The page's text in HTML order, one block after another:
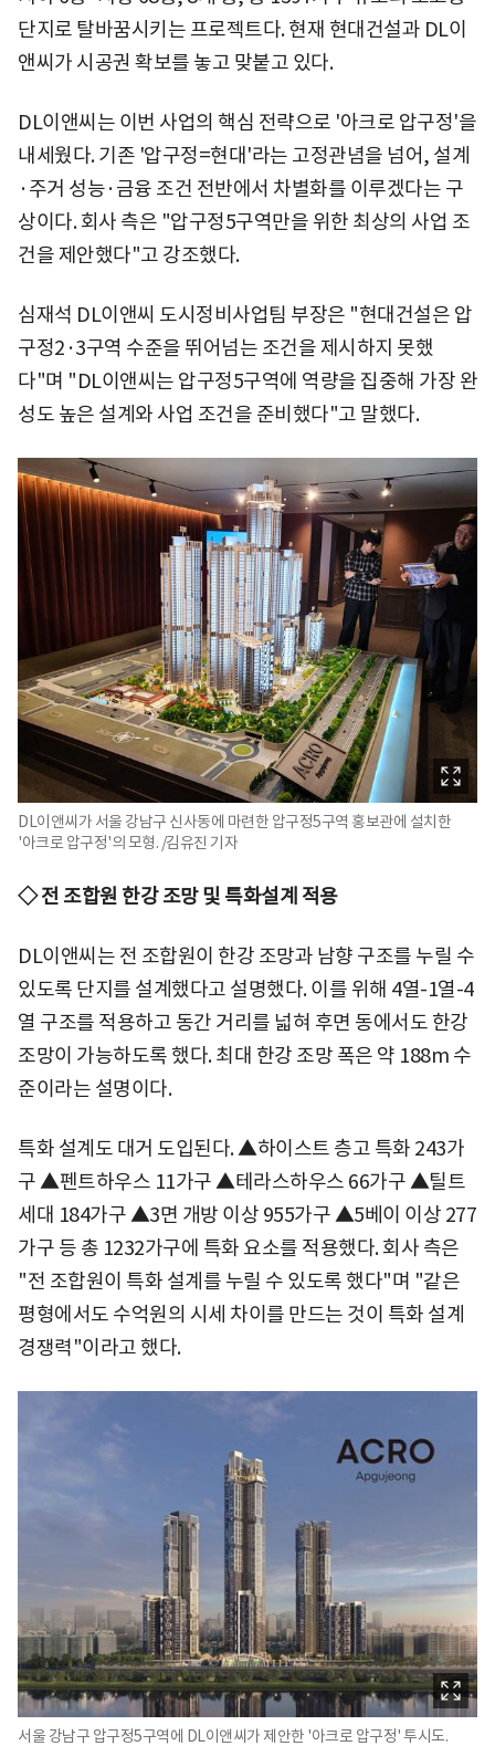
단지로 탈바꿈시키는 프로젝트다. 현재 현대건설과 DL이
앤씨가 시공권 확보를 놓고 맞붙고 있다.
DL이앤씨는 이번 사업의 핵심 전략으로 '아크로 압구정'을
내세웠다. 기존 '압구정=현대'라는 고정관념을 넘어, 설계
·주거 성능·금융 조건 전반에서 차별화를 이루겠다는 구
상이다. 회사 측은 "압구정5구역만을 위한 최상의 사업 조
건을 제안했다"고 강조했다.
심재석 DL이앤씨 도시정비사업팀 부장은 "현대건설은 압
구정2·3구역 수준을 뛰어넘는 조건을 제시하지 못했
다"며 "DL이앤씨는 압구정5구역에 역량을 집중해 가장 완
성도 높은 설계와 사업 조건을 준비했다"고 말했다.
DL이앤씨가 서울 강남구 신사동에 마련한 압구정5구역 홍보관에 설치한
'아크로 압구정'의 모형. /김유진 기자
◇ 전 조합원 한강 조망 및 특화설계 적용
DL이앤씨는 전 조합원이 한강 조망과 남향 구조를 누릴 수
있도록 단지를 설계했다고 설명했다. 이를 위해 4열-1열-4
열 구조를 적용하고 동간 거리를 넓혀 후면 동에서도 한강
조망이 가능하도록 했다. 최대 한강 조망 폭은 약 188m 수
준이라는 설명이다.
특화 설계도 대거 도입된다. ▲하이스트 층고 특화 243가
구 ▲펜트하우스 11가구 ▲테라스하우스 66가구 ▲틸트
세대 184가구 ▲3면 개방 이상 955가구 ▲5베이 이상 277
가구 등 총 1232가구에 특화 요소를 적용했다. 회사 측은
"전 조합원이 특화 설계를 누릴 수 있도록 했다"며 "같은
평형에서도 수억원의 시세 차이를 만드는 것이 특화 설계
경쟁력"이라고 했다.
서울 강남구 압구정5구역에 DL이앤씨가 제안한 '아크로 압구정' 투시도.